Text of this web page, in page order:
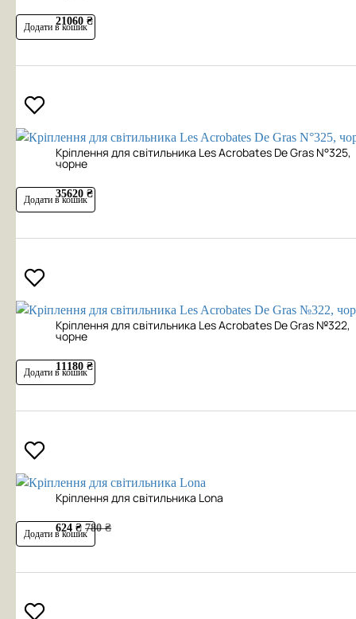
21060 ₴
Додати в кошик
Кріплення для світильника Les Acrobates De Gras N°325,
чорне
35620 ₴
Додати в кошик
Кріплення для світильника Les Acrobates De Gras №322,
чорне
11180 ₴
Додати в кошик
Кріплення для світильника Lona
624 ₴ 780 ₴
Додати в кошик